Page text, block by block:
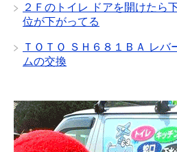
２Ｆのトイレ ドアを開けたら
位が下がってる
ＴＯＴＯ ＳＨ６８１ＢＡ レバ
ムの交換